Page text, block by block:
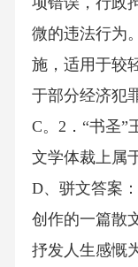
微的违法行为
施，适用于较
于部分经济犯
C。2．“书圣”
文学体裁上属
D、骈文答案
创作的一篇散
抒发人生感慨